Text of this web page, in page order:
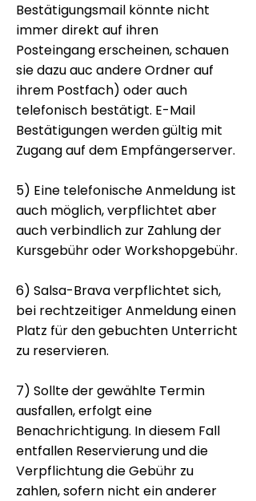
Bestätigungsmail könnte nicht
immer direkt auf ihren
Posteingang erscheinen, schauen
sie dazu auc andere Ordner auf
ihrem Postfach) oder auch
telefonisch bestätigt. E-Mail
Bestätigungen werden gültig mit
Zugang auf dem Empfängerserver.
5) Eine telefonische Anmeldung ist
auch möglich, verpflichtet aber
auch verbindlich zur Zahlung der
Kursgebühr oder Workshopgebühr.
6) Salsa-Brava verpflichtet sich,
bei rechtzeitiger Anmeldung einen
Platz für den gebuchten Unterricht
zu reservieren.
7) Sollte der gewählte Termin
ausfallen, erfolgt eine
Benachrichtigung. In diesem Fall
entfallen Reservierung und die
Verpflichtung die Gebühr zu
zahlen, sofern nicht ein anderer